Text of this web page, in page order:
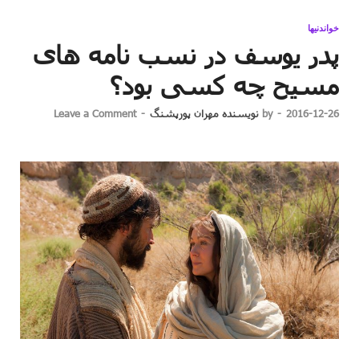
خواندنیها
پدر یوسف در نسب نامه های
مسیح چه کسی بود؟
2016-12-26
-
by نویسنده مهران پورپشنگ -
Leave a Comment